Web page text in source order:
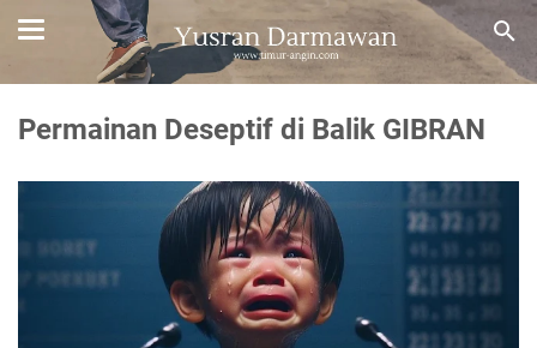
Permainan Deseptif di Balik GIBRAN